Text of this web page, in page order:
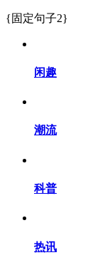
{固定句子2}
闲趣
潮流
科普
热讯